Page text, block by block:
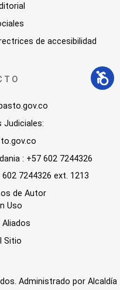
de accesibilidad
Judiciales:
: +57 602 7244326
7244326 ext. 1213
de Autor
Uso
Sitio
Administrado por Alcaldía